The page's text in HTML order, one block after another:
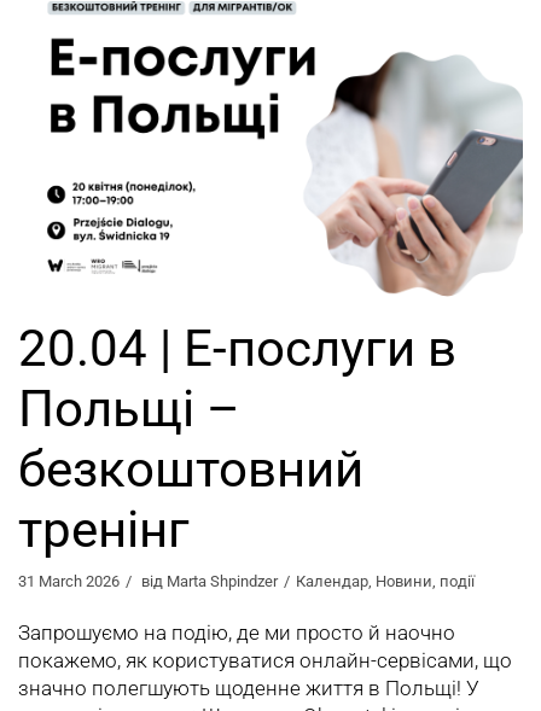
20.04 | Е-послуги в
Польщі –
безкоштовний
тренінг
31 March 2026 від Marta Shpindzer Календар, Новини, події
Запрошуємо на подію, де ми просто й наочно
покажемо, як користуватися онлайн-сервісами, що
значно полегшують щоденне життя в Польщі! У